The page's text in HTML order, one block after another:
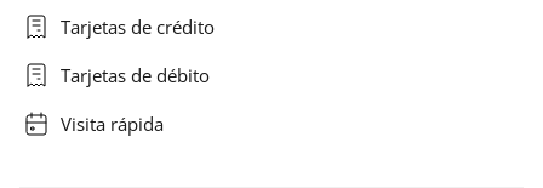
Tarjetas de crédito
Tarjetas de débito
Visita rápida